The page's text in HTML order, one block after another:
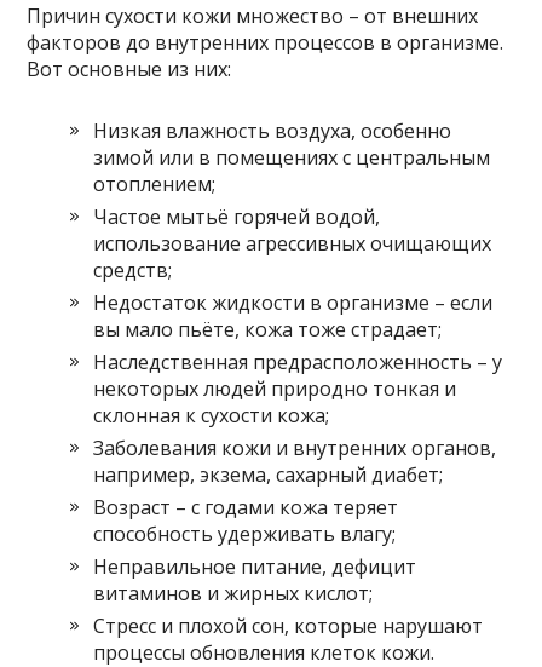
Причин сухости кожи множество – от внешних
факторов до внутренних процессов в организме.
Вот основные из них:
Низкая влажность воздуха, особенно
зимой или в помещениях с центральным
отоплением;
Частое мытьё горячей водой,
использование агрессивных очищающих
средств;
Недостаток жидкости в организме – если
вы мало пьёте, кожа тоже страдает;
Наследственная предрасположенность – у
некоторых людей природно тонкая и
склонная к сухости кожа;
Заболевания кожи и внутренних органов,
например, экзема, сахарный диабет;
Возраст – с годами кожа теряет
способность удерживать влагу;
Неправильное питание, дефицит
витаминов и жирных кислот;
Стресс и плохой сон, которые нарушают
процессы обновления клеток кожи.